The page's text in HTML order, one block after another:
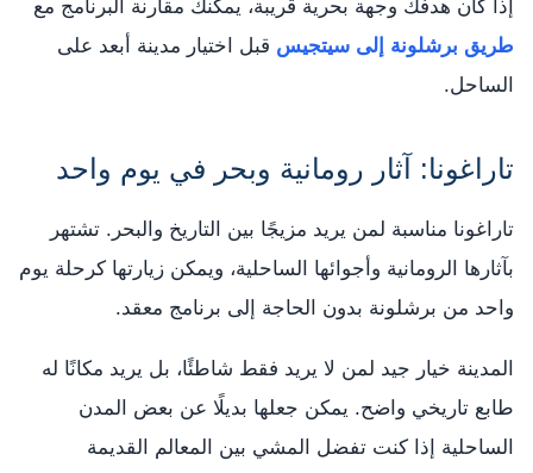
إذا كان هدفك وجهة بحرية قريبة، يمكنك مقارنة البرنامج مع
طريق برشلونة إلى سيتجيس قبل اختيار مدينة أبعد على
الساحل.
تاراغونا: آثار رومانية وبحر في يوم واحد
تاراغونا مناسبة لمن يريد مزيجًا بين التاريخ والبحر. تشتهر
بآثارها الرومانية وأجوائها الساحلية، ويمكن زيارتها كرحلة يوم
واحد من برشلونة بدون الحاجة إلى برنامج معقد.
المدينة خيار جيد لمن لا يريد فقط شاطئًا، بل يريد مكانًا له
طابع تاريخي واضح. يمكن جعلها بديلًا عن بعض المدن
الساحلية إذا كنت تفضل المشي بين المعالم القديمة